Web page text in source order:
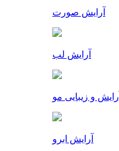
آرایش صورت
آرایش لب
آرایش و زیبایی مو
آرایش ابرو